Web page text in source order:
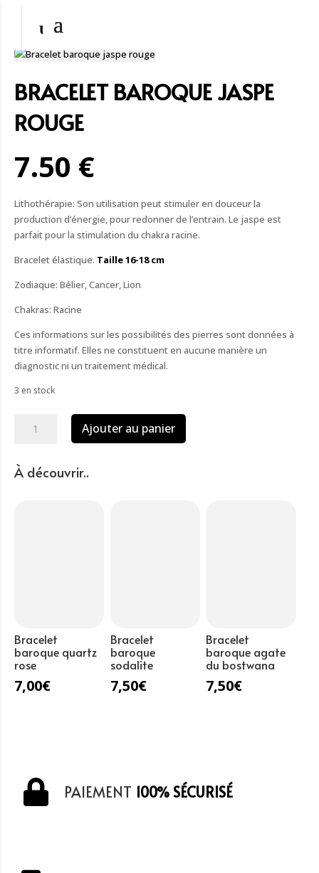
BRACELET BAROQUE JASPE
ROUGE
7.50 €
Lithothérapie: Son utilisation peut stimuler en douceur la
production d’énergie, pour redonner de l’entrain. Le jaspe est
parfait pour la stimulation du chakra racine.
Bracelet élastique. Taille 16-18 cm
Zodiaque: Bélier, Cancer, Lion
Chakras: Racine
Ces informations sur les possibilités des pierres sont données à
titre informatif. Elles ne constituent en aucune manière un
diagnostic ni un traitement médical.
3 en stock
baroque
Ajouter au panier
À découvrir..
Bracelet
baroque quartz
rose
7,00€
Bracelet
baroque
sodalite
7,50€
Bracelet
baroque agate
du bostwana
7,50€
PAIEMENT 100% SÉCURISÉ